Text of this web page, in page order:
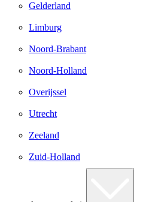
Gelderland
Limburg
Noord-Brabant
Noord-Holland
Overijssel
Utrecht
Zeeland
Zuid-Holland